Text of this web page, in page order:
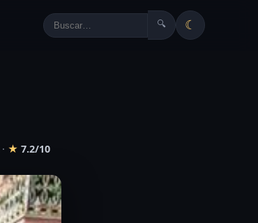
🔍 ☾
· ★ 7.2/10